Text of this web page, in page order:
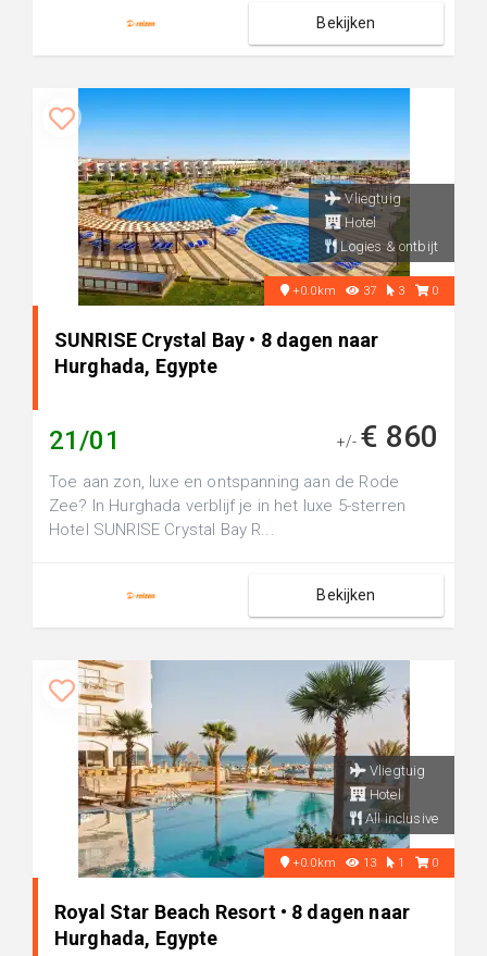
Bekijken
Vliegtuig
Hotel
Logies & ontbijt
+0.0km 37 3 0
SUNRISE Crystal Bay • 8 dagen naar
Hurghada, Egypte
21/01 +/- € 860
Toe aan zon, luxe en ontspanning aan de Rode
Zee? In Hurghada verblijf je in het luxe 5-sterren
Hotel SUNRISE Crystal Bay R...
Bekijken
Vliegtuig
Hotel
All inclusive
+0.0km 13 1 0
Royal Star Beach Resort • 8 dagen naar
Hurghada, Egypte